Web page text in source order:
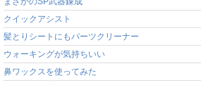
クイックアシスト
髪とりシートにもパーツクリーナー
ウォーキングが気持ちいい
鼻ワックスを使ってみた